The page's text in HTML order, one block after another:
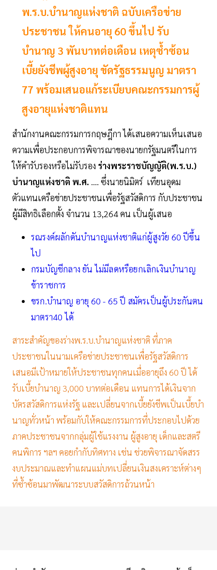
พ.ร.บ.บำนาญแห่งชาติ ฉบับเครือข่าย
ประชาชน ให้คนอายุ 60 ขึ้นไป รับ
บำนาญ 3 พันบาทต่อเดือน เหตุซ้ำซ้อน
เบี้ยยังชีพผู้สูงอายุ ขัดรัฐธรรมนูญ มาตรา
77 พร้อมเสนอแก้ระเบียบคณะกรรมการผู้
สูงอายุแห่งชาติแทน
สำนักงานคณะกรรมการกฤษฎีกา ได้เสนอความเห็นเสนอ
ความเพื่อประกอบการพิจารณาของนายกรัฐมนตรีในการ
ให้คำรับรองหรือไม่รับรอง ร่างพระราชบัญญัติ(พ.ร.บ.)
บำนาญแห่งชาติ พ.ศ. .... ซึ่งนายนิมิตร์ เทียนอุดม
ตัวแทนเครือข่ายประชาชนเพื่อรัฐสวัสดิการ กับประชาชน
ผู้มีสิทธิเลือกตั้ง จำนวน 13,264 คน เป็นผู้เสนอ
รณรงค์​ผลักดันบำนาญแห่งชาติแก่ผู้สูงวัย 60 ปีขึ้น
ไป
กรมบัญชีกลาง ยัน ไม่มีลดหรือยกเลิกเงินบำนาญ
ข้าราชการ
ขรก.บำนาญ อายุ 60 - 65 ปี สมัครเป็นผู้ประกันตน
มาตรา40 ได้
สาระสำคัญของร่างพ.ร.บ.บำนาญแห่งชาติ ที่ภาค
ประชาชนในนามเครือข่ายประชาชนเพื่อรัฐสวัสดิการ
เสนอมีเป้าหมายให้ประชาชนทุกคนเมื่ออายุถึง 60 ปี ได้
รับเบี้ยบำนาญ 3,000 บาทต่อเดือน แทนการได้เงินจาก
บัตรสวัสดิการแห่งรัฐ และเปลี่ยนจากเบี้ยยังชีพเป็นเบี้ยบํา
นาญทั่วหน้า พร้อมกับให้คณะกรรมการที่ประกอบไปด้วย
ภาคประชาชนจากกลุ่มผู้ใช้แรงงาน ผู้สูงอายุ เด็กและสตรี
คนพิการ ฯลฯ คอยกำกับทิศทาง เช่น ช่วยพิจารณาจัดสรร
งบประมาณและทำแผนแม่บทเปลี่ยนเงินสงเคราะห์ต่างๆ
ที่ซ้ำซ้อนมาพัฒนาระบบสวัสดิการถ้วนหน้า